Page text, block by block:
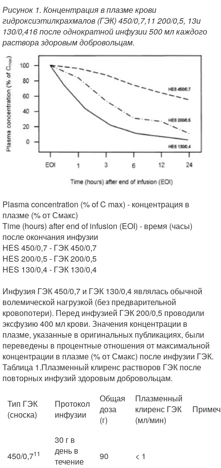
Рисунок 1. Концентрация в плазме крови
гидроксиэтилкрахмалов (ГЭК) 450/0,7,11 200/0,5, 13и
130/0,416 после однократной инфузии 500 мл каждого
раствора здоровым добровольцам.
Plasma concentration (% of C max) - концентрация в
плазме (% от Смакс)
Time (hours) after end of infusion (EOI) - время (часы)
после окончания инфузии
HES 450/0,7 - ГЭК 450/0,7
HES 200/0,5 - ГЭК 200/0,5
HES 130/0,4 - ГЭК 130/0,4
Инфузия ГЭК 450/0,7 и ГЭК 130/0,4 являлась обычной
волемической нагрузкой (без предварительной
кровопотери). Перед инфузией ГЭК 200/0,5 проводили
эксфузию 400 мл крови. Значения концентрации в
плазме, указанные в оригинальных публикациях, были
переведены в процентные отношения от максимальной
концентрации в плазме (% от Смакс) после инфузии ГЭК.
Таблица 1.Плазменный клиренс растворов ГЭК после
повторных инфузий здоровым добровольцам.
Тип ГЭК
(сноска)
Протокол
инфузии
Общая
доза
(г)
Плазменный
клиренс ГЭК
(мл/мин)
450/0,711
30 г в
день в
течение
90 < 1